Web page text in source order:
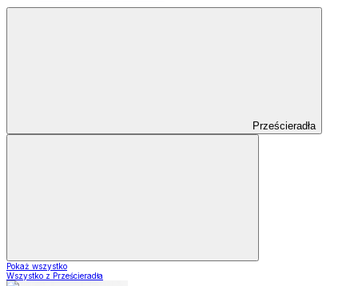
Prześcieradła
Pokaż wszystko
Wszystko z Prześcieradła